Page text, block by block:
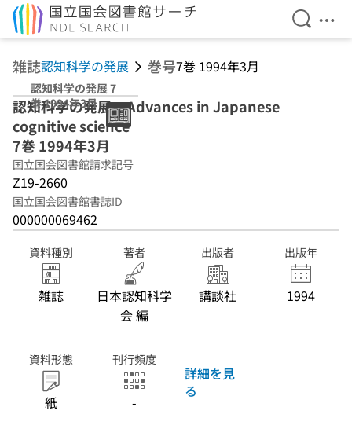
検索を
メ
雑誌認知科学の発展 巻号7巻 1994年3月
認知科学の発展 7
巻 1994年3月
認知科学の発展 = Advances in Japanese
cognitive science
7巻 1994年3月
国立国会図書館請求記号
Z19-2660
国立国会図書館書誌ID
000000069462
資料種別
雑誌
著者
日本認知科学
会 編
出版者
講談社
出版年
1994
資料形態
紙
刊行頻度
-
詳細を見
る